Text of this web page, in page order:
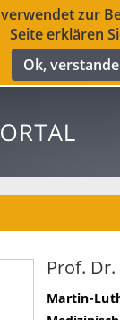
zur
Seite erklären
Ok,
Prof.
Martin-